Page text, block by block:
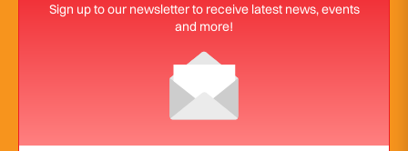
Sign up to our newsletter to receive latest news, events
and more!